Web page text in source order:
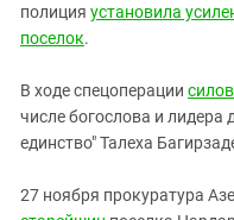
полиция установила
поселок.
В ходе спецоперации
числе богослова и
единство" Талеха
27 ноября прокуратура